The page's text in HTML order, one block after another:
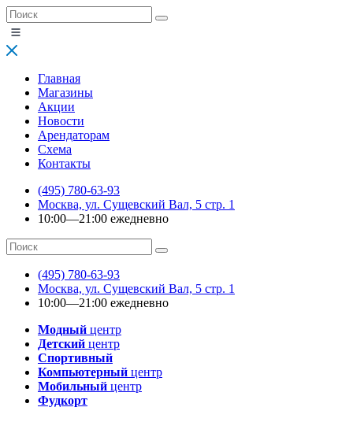
Главная
Магазины
Акции
Новости
Арендаторам
Схема
Контакты
(495) 780-63-93
Москва, ул. Сущевский Вал, 5 стр. 1
10:00—21:00 ежедневно
(495) 780-63-93
Москва, ул. Сущевский Вал, 5 стр. 1
10:00—21:00 ежедневно
Модный центр
Детский центр
Спортивный
Компьютерный центр
Мобильный центр
Фудкорт